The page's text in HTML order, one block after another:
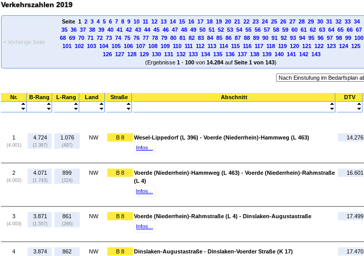
Verkehrszahlen 2019
< Vorherige Seite
Seite 1 2 3 4 5 6 7 8 9 10 11 12 13 14 15 16 17 18 19 20 21 22 23 24 25 26 27 28 29 30 31 32 33 34
35 36 37 38 39 40 41 42 43 44 45 46 47 48 49 50 51 52 53 54 55 56 57 58 59 60 61 62 63 64 65 66 67
68 69 70 71 72 73 74 75 76 77 78 79 80 81 82 83 84 85 86 87 88 89 90 91 92 93 94 95 96 97 98 99 100
101 102 103 104 105 106 107 108 109 110 111 112 113 114 115 116 117 118 119 120 121 122 123 124 125
126 127 128 129 130 131 132 133 134 135 136 137 138 139 140 141 142 143
(Ergebnisse 1- 100von 14.284auf Seite 1 von 143)
Nr. B-Rang L-Rang Land Straße Abschnitt DTV
1
(4.001)
4.724
(2.367)
1.076
(497)
NW B 8
Wesel-Lippedorf (L 396) - Voerde (Niederrhein)-Hammweg (L 463)
Infos...
14.276
2
(4.002)
4.071
(1.743)
899
(324)
NW B 8
Voerde (Niederrhein)-Hammweg (L 463) - Voerde (Niederrhein)-Rahmstraße
(L 4)
Infos...
16.601
3
(4.003)
3.871
(1.557)
861
(286)
NW B 8
Voerde (Niederrhein)-Rahmstraße (L 4) - Dinslaken-Augustastraße
Infos...
17.499
4 3.874 862 NW B 8
Dinslaken-Augustastraße - Dinslaken-Voerder Straße (K 17)
17.470